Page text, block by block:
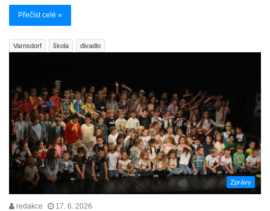
Přečíst celé »
Varnsdorf škola divadlo
Zprávy
redakce 17. 6. 2026